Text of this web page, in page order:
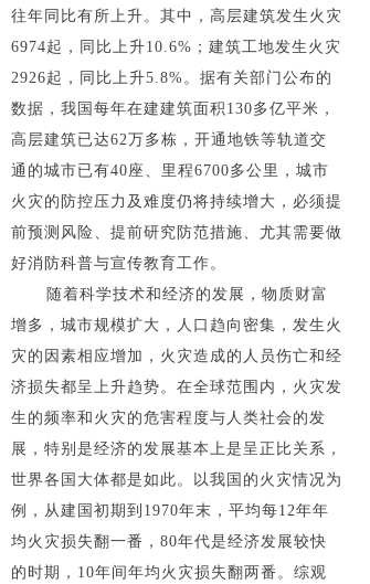
往年同比有所上升。其中，高层建筑发生火灾
6974起，同比上升10.6%；建筑工地发生火灾
2926起，同比上升5.8%。据有关部门公布的
数据，我国每年在建建筑面积130多亿平米，
高层建筑已达62万多栋，开通地铁等轨道交
通的城市已有40座、里程6700多公里，城市
火灾的防控压力及难度仍将持续增大，必须提
前预测风险、提前研究防范措施、尤其需要做
好消防科普与宣传教育工作。
随着科学技术和经济的发展，物质财富
增多，城市规模扩大，人口趋向密集，发生火
灾的因素相应增加，火灾造成的人员伤亡和经
济损失都呈上升趋势。在全球范围内，火灾发
生的频率和火灾的危害程度与人类社会的发
展，特别是经济的发展基本上是呈正比关系，
世界各国大体都是如此。以我国的火灾情况为
例，从建国初期到1970年末，平均每12年年
均火灾损失翻一番，80年代是经济发展较快
的时期，10年间年均火灾损失翻两番。综观